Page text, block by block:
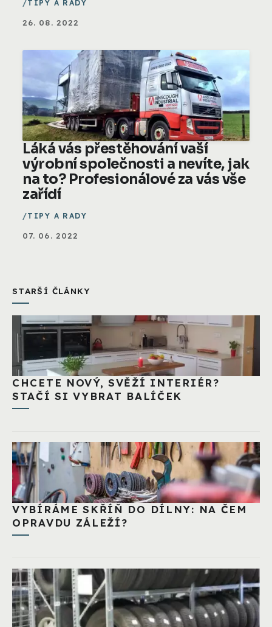
TIPY A RADY
26. 08. 2022
Láká vás přestěhování vaší
výrobní společnosti a nevíte, jak
na to? Profesionálové za vás vše
zařídí
TIPY A RADY
07. 06. 2022
STARŠÍ ČLÁNKY
CHCETE NOVÝ, SVĚŽÍ INTERIÉR?
STAČÍ SI VYBRAT BALÍČEK
VYBÍRÁME SKŘÍŇ DO DÍLNY: NA ČEM
OPRAVDU ZÁLEŽÍ?